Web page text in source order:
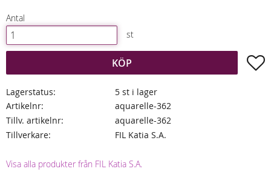
Antal
st
KÖP
Lagerstatus
5 st i lager
Artikelnr
aquarelle-362
Tillv. artikelnr
aquarelle-362
Tillverkare
FIL Katia S.A.
Visa alla produkter från FIL Katia S.A.